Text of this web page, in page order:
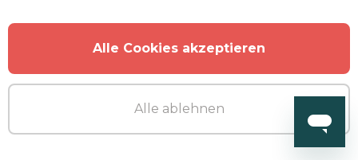
Alle Cookies akzeptieren
Alle ablehnen